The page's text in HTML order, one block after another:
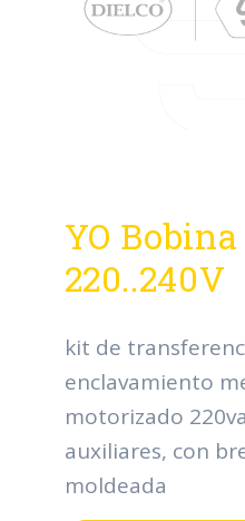
YO
220..240V
kit de
enclavamiento
motorizado
auxiliares, con
moldeada